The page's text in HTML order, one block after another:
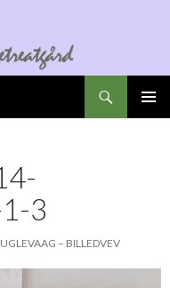
3
– BILLEDVEV